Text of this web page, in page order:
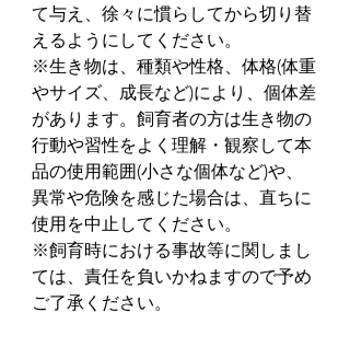
て与え、徐々に慣らしてから切り替
えるようにしてください。
※生き物は、種類や性格、体格(体重
やサイズ、成長など)により、個体差
があります。飼育者の方は生き物の
行動や習性をよく理解・観察して本
品の使用範囲(小さな個体など)や、
異常や危険を感じた場合は、直ちに
使用を中止してください。
※飼育時における事故等に関しまし
ては、責任を負いかねますので予め
ご了承ください。